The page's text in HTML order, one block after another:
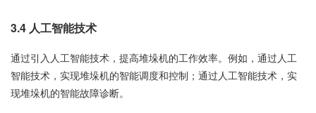
3.4 人工智能技术
通过引入人工智能技术，提高堆垛机的工作效率。例如，通过人工
智能技术，实现堆垛机的智能调度和控制；通过人工智能技术，实
现堆垛机的智能故障诊断。